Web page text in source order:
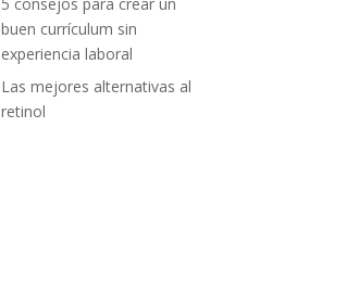
buen currículum sin
experiencia laboral
Las mejores alternativas al
retinol